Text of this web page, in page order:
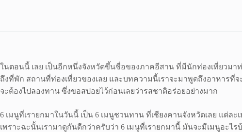
ในตอนนี้ เลย เป็นอีกหนึ่งจังหวัดขึ้นชื่อของภาคอีสาน ที่มีนักท่องเที่ยวมา
ถึงที่พัก สถานที่ท่องเที่ยวของเลย และบทความนี้เราจะมาพูดถึงอาหารที่
จะต้องไปลองทาน ซึ่งขอสปอยไว้ก่อนเลยว่ารสชาติอร่อยอย่างมาก
6 เมนูที่เรายกมาในวันนี้ เป็น 6 เมนูชวนทาน ที่เชียงคานจังหวัดเลย แต่ล
เพราะฉะนั้นเรามาดูกันดีกว่าครับว่า 6 เมนูที่เรายกมานี้ มันจะมีเมนูอะไ